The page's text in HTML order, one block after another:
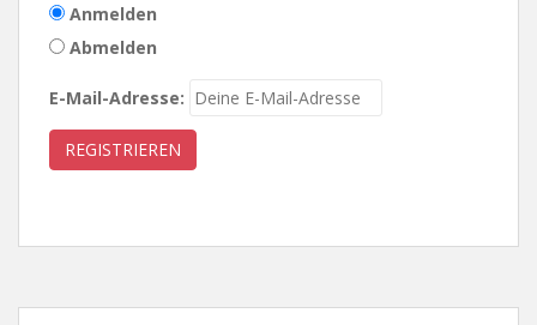
Anmelden
Abmelden
E-Mail-Adresse: